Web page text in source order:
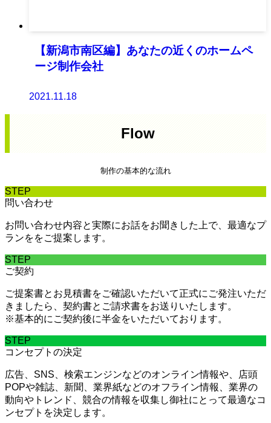
【新潟市南区編】あなたの近くのホームペ
ージ制作会社
2021.11.18
Flow
制作の基本的な流れ
STEP
問い合わせ
お問い合わせ内容と実際にお話をお聞きした上で、最適なプ
ランををご提案します。
STEP
ご契約
ご提案書とお見積書をご確認いただいて正式にご発注いただ
きましたら、契約書とご請求書をお送りいたします。
※基本的にご契約後に半金をいただいております。
STEP
コンセプトの決定
広告、SNS、検索エンジンなどのオンライン情報や、店頭
POPや雑誌、新聞、業界紙などのオフライン情報、業界の
動向やトレンド、競合の情報を収集し御社にとって最適なコ
ンセプトを決定します。